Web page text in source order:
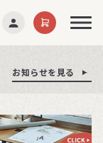
お知らせを見る
お知らせを見る
お知らせを見る